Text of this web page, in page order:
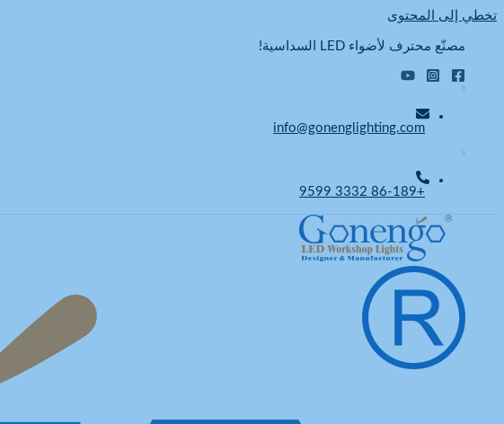
تخطي إلى المحتوى
مصنّع محترف لأضواء LED السداسية!
info@gonenglighting.com
+86-189 3332 9599